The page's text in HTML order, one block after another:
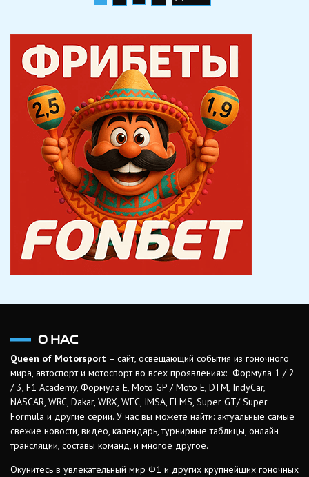
большего»
записям
О НАС
Queen of Motorsport – сайт, освещающий события из гоночного
мира, автоспорт и мотоспорт во всех проявлениях: Формула 1 / 2
/ 3, F1 Academy, Формула Е, Moto GP / Moto E, DTM, IndyCar,
NASCAR, WRC, Dakar, WRX, WEC, IMSA, ELMS, Super GT/ Super
Formula и другие серии. У нас вы можете найти: актуальные самые
свежие новости, видео, календарь, турнирные таблицы, онлайн
трансляции, составы команд, и многое другое.
Окунитесь в увлекательный мир Ф1 и других крупнейших гоночных